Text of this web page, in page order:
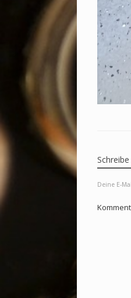
Deine E-